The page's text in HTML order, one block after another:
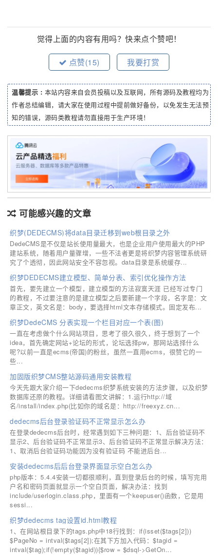
觉得上面的内容有用吗？快来点个赞吧！
点赞(15) 我要打赏
温馨提示 : 本站内容来自会员投稿以及互联网，所有源码及教程均为
作者总结编辑，请大家在使用过程中提前做好备份，以免发生无法预
知的错误，源码类教程请勿直接用于生产环境！
可能感兴趣的文章
织梦(DEDECMS)将data目录迁移到web根目录之外
DedeCMS是不仅是站长使用量最大，也是企业用户使用最大的PHP
建站系统，随着用户量骤增，一些不法者更是将织梦内容管理系统研
究了个透彻，因此网站安全不容忽视。data目录是系统缓存...
织梦DEDECMS建立模型、简单分表、索引优化操作方法
首先，要先建立一个模型，建立模型的方法寂寞天涯 已经写过专门
的教程，不过要注意的是建立模型之后要新建一个字段，名字是：文
章正文，英文名是：body，要选择html文本存储模式。固定发布...
织梦DedeCMS 分表实现一个栏目对应一个表(图)
一直在考虑做个什么网站项目，思考了很久很久，终于想到了一个
idea，首先确定网站+论坛的形式，论坛选择pw，那网站选择什么
呢?以前一直是ecms(帝国)的粉丝，虽然一直用ecms，很赞它的一
些...
加固版织梦CMS整站源码通用安装教程
今天先跟大家介绍一下dedecms织梦系统安装的方法步骤，以及织梦
数据库还原的教程。详细请看图文讲解：1.运行http://域
名/install/index.php(比如你的域名是：http://freexyz.cn...
dedecms后台登录验证码不正常显示怎么办
在登录dedecms后台时，经常遇到如下三种问题：1、后台验证码不
显示2、后台验证码不正常显示3、后台验证码不正常显示解决方法：
1、取消后台验证码功能因为没有验证码 不能进后台...
安装dedecms后后台登录界面显示空白怎么办
php版本：5.4.4安装一切都很顺利，直到登录后台的时候，填写完用
户名和密码页面就显示一个空白页面，解决办法：找到
include/userlogin.class.php，里面有一个keepuser()函数，它是用
sessi...
织梦dedecms tag设置id.html教程
1、在网站根目录下的tags.php中18行找到：if(isset($tags[2]))
$PageNo = intval($tags[2]);在其下方加入代码：$tagid =
intval($tag);if(!empty($tagid)){$row = $dsql->GetOn...